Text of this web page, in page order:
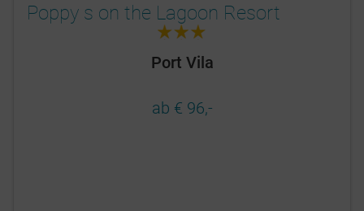
Poppy s on the Lagoon Resort
3.0
Port Vila
ab € 96,-